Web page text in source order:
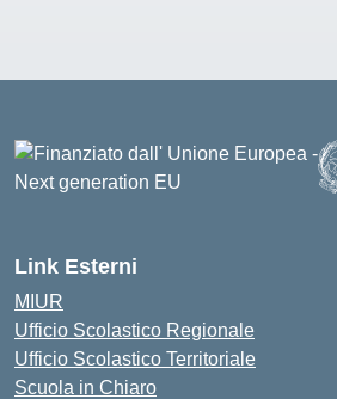
Link Esterni
MIUR
Ufficio Scolastico Regionale
Ufficio Scolastico Territoriale
Scuola in Chiaro